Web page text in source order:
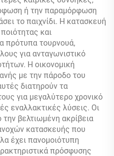
ή την παραμόρφωση
το παιχνίδι. Η κατασκευή
και
πρότυπα τουρνουά,
για ανταγωνιστικό
Η οικονομική
με την πάροδο του
διατηρούν τα
για μεγαλύτερο χρονικό
εναλλακτικές λύσεις. Οι
βελτιωμένη ακρίβεια
κατασκευής που
έχει πανομοιότυπη
πρόσφυσης